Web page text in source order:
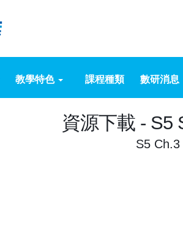
教學特色 課程種類 數研消息
資源下載 - S5
S5